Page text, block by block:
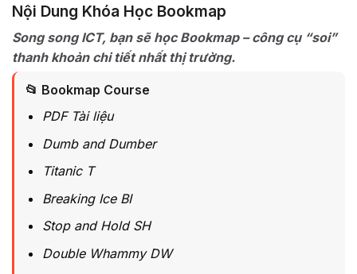
Nội Dung Khóa Học Bookmap
Song song ICT, bạn sẽ học Bookmap – công cụ “soi”
thanh khoản chi tiết nhất thị trường.
📂 Bookmap Course
PDF Tài liệu
Dumb and Dumber
Titanic T
Breaking Ice BI
Stop and Hold SH
Double Whammy DW